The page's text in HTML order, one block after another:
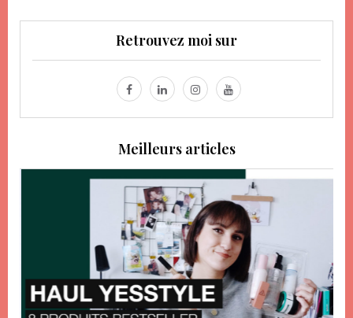
Retrouvez moi sur
Meilleurs articles